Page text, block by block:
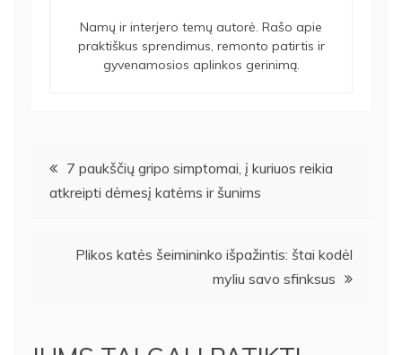
Namų ir interjero temų autorė. Rašo apie
praktiškus sprendimus, remonto patirtis ir
gyvenamosios aplinkos gerinimą.
Navigacija
tarp
įrašų
7 paukščių gripo simptomai, į kuriuos reikia
atkreipti dėmesį katėms ir šunims
Plikos katės šeimininko išpažintis: štai kodėl
myliu savo sfinksus